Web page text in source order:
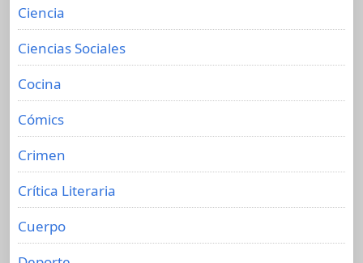
Ciencia
Ciencias Sociales
Cocina
Cómics
Crimen
Crítica Literaria
Cuerpo